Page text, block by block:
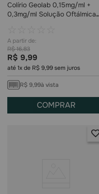
Colírio Geolab 0,15mg/ml +
0,3mg/ml Solução Oftálmica
R$16,83
R$ 9,99
até1x de R$ 9,99sem juros
R$ 9,99à vista
COMPRAR